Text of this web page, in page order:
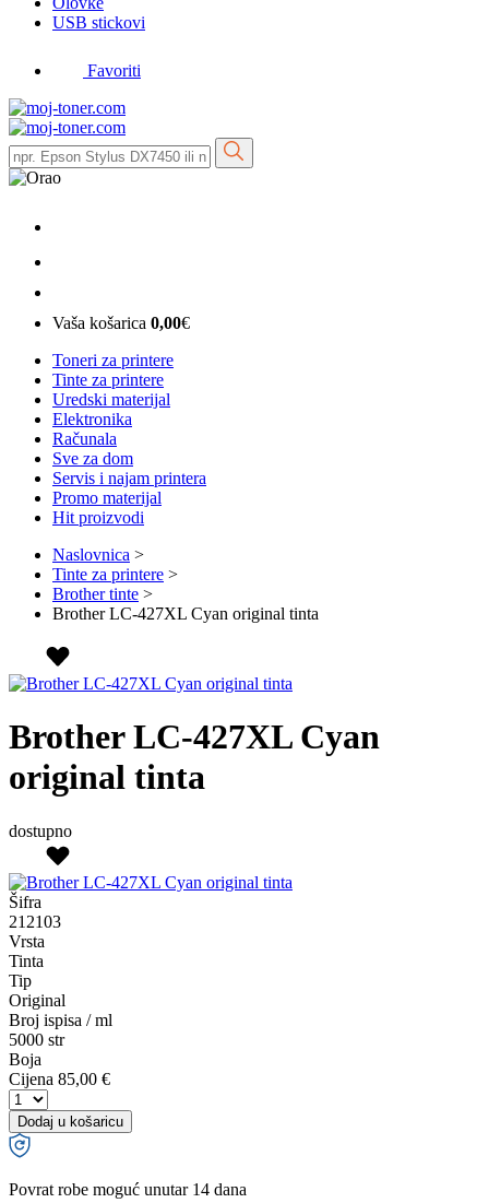
USB stickovi
Favoriti
Vaša košarica 0,00€
Toneri za printere
Tinte za printere
Uredski materijal
Elektronika
Računala
Sve za dom
Servis i najam printera
Promo materijal
Hit proizvodi
Naslovnica >
Tinte za printere >
Brother tinte >
Brother LC-427XL Cyan original tinta
Brother LC-427XL Cyan
original tinta
dostupno
Šifra
212103
Vrsta
Tinta
Tip
Original
Broj ispisa / ml
5000 str
Boja
Cijena 85,00 €
Dodaj u košaricu
Povrat robe moguć unutar 14 dana